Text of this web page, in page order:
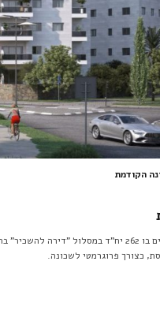
הקודמת
כצורך פרוגרמטי לשכונה.